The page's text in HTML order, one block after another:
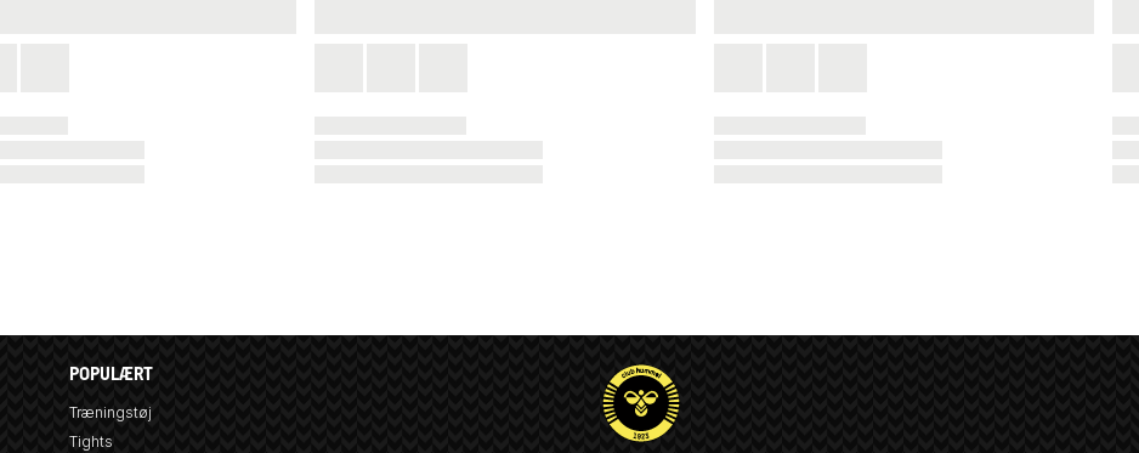
POPULÆRT
Træningstøj
Tights